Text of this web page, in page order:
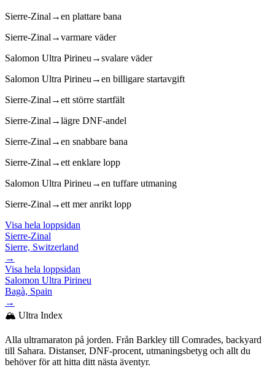
Sierre-Zinal →en plattare bana
Sierre-Zinal →varmare väder
Salomon Ultra Pirineu →svalare väder
Salomon Ultra Pirineu →en billigare startavgift
Sierre-Zinal →ett större startfält
Sierre-Zinal →lägre DNF-andel
Sierre-Zinal →en snabbare bana
Sierre-Zinal →ett enklare lopp
Salomon Ultra Pirineu →en tuffare utmaning
Sierre-Zinal →ett mer anrikt lopp
Visa hela loppsidan
Sierre-Zinal
Sierre, Switzerland
→
Visa hela loppsidan
Salomon Ultra Pirineu
Bagà, Spain
→
🏔️ Ultra Index
Alla ultramaraton på jorden. Från Barkley till Comrades, backyard
till Sahara. Distanser, DNF-procent, utmaningsbetyg och allt du
behöver för att hitta ditt nästa äventyr.